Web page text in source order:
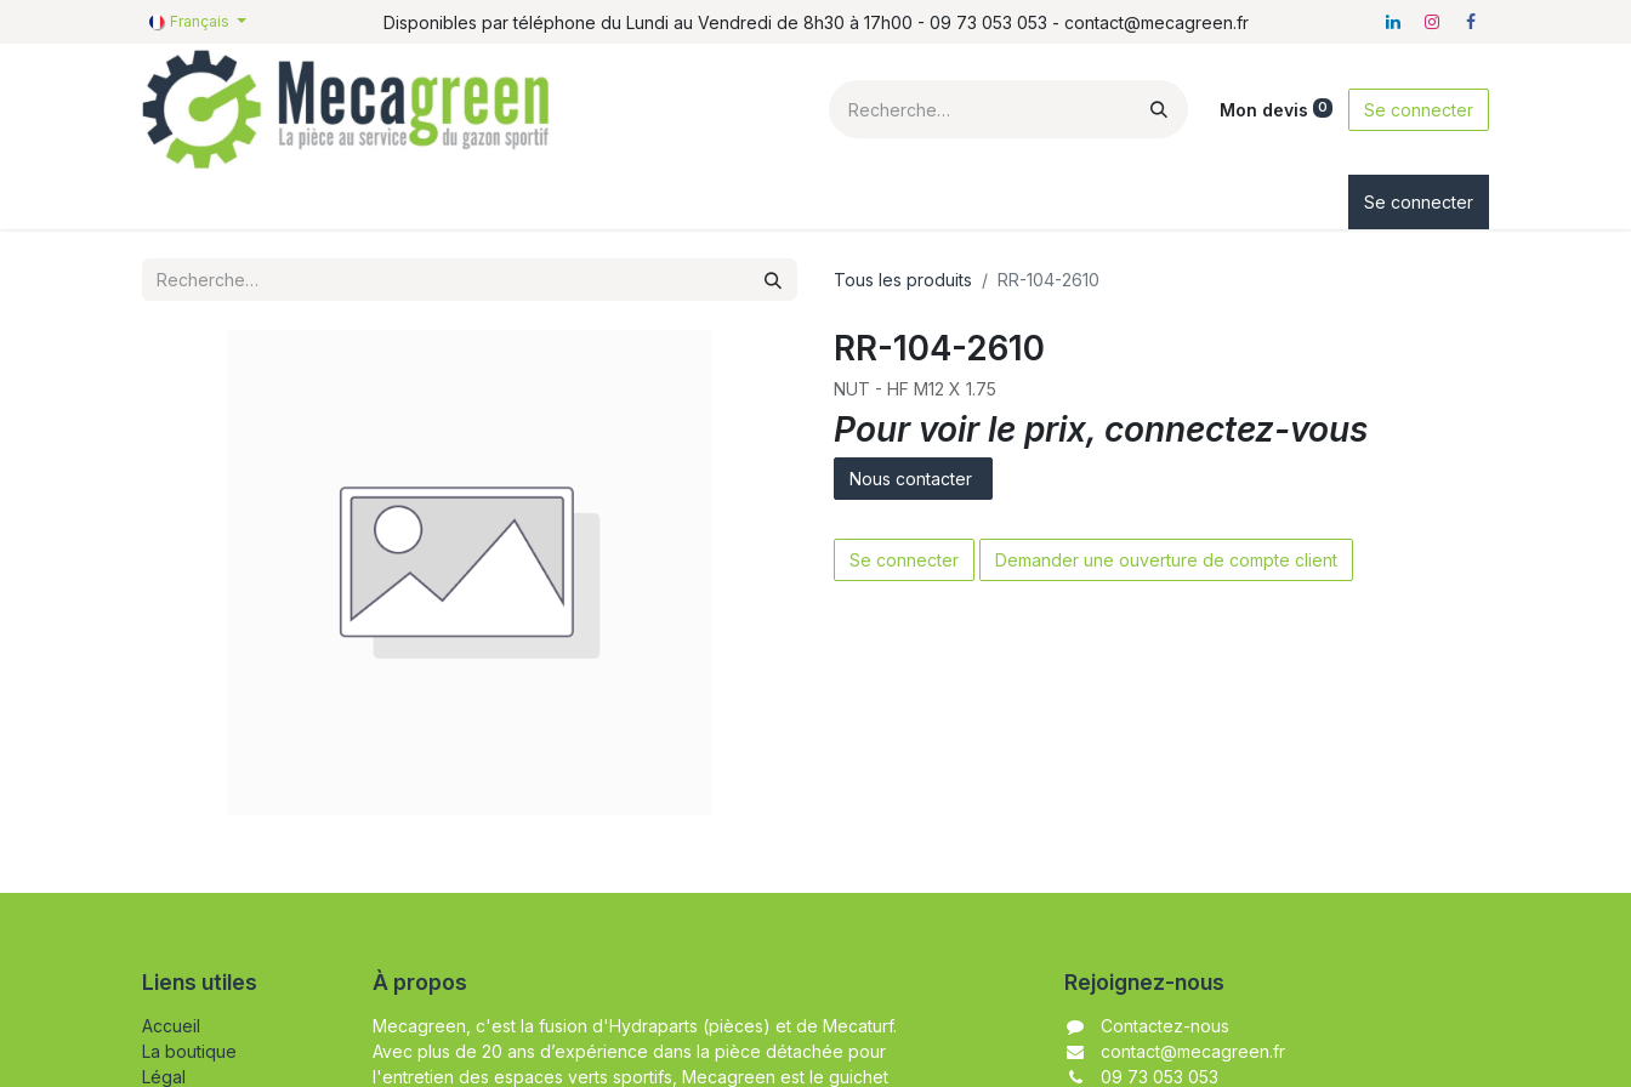
Français Disponibles par téléphone du Lundi au Vendredi de 8h30 à 17h00 - 09 73 053 053 - contact@mecagreen.fr
Mon devis 0 Se connecter
Se connecter
Tous les produits RR-104-2610
RR-104-2610
NUT - HF M12 X 1.75
Pour voir le prix, connectez-vous
Nous contacter
Se connecter Demander une ouverture de compte client
Liens utiles
Accueil
La boutique
Légal
À propos
Mecagreen, c'est la fusion d'Hydraparts (pièces) et de Mecaturf.
Avec plus de 20 ans d’expérience dans la pièce détachée pour
l'entretien des espaces verts sportifs, Mecagreen est le guichet
Rejoignez-nous
Contactez-nous
contact@mecagreen.fr
09 73 053 053